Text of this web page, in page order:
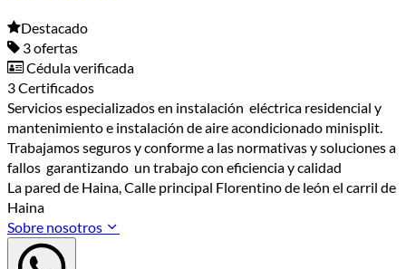
Destacado
3 ofertas
Cédula verificada
3 Certificados
Servicios especializados en instalación eléctrica residencial y
mantenimiento e instalación de aire acondicionado minisplit.
Trabajamos seguros y conforme a las normativas y soluciones a
fallos garantizando un trabajo con eficiencia y calidad
La pared de Haina, Calle principal Florentino de león el carril de
Haina
Sobre nosotros